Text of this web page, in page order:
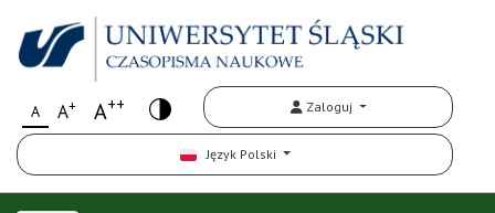
A A+ A++ Zaloguj
Język Polski